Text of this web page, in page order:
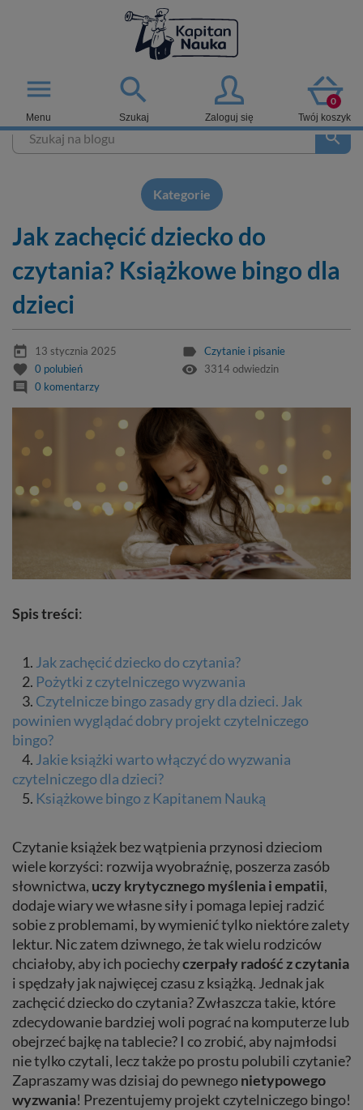

Szukaj Zaloguj się
0
Twój koszyk
menu
Menu
search
Kategorie
Jak zachęcić dziecko do
czytania? Książkowe bingo dla
dzieci
today 13 stycznia 2025 label Czytanie i pisanie
favorite 0 polubień remove_red_eye 3314 odwiedzin
comment 0 komentarzy
Spis treści:
1. Jak zachęcić dziecko do czytania?
2. Pożytki z czytelniczego wyzwania
3. Czytelnicze bingo zasady gry dla dzieci. Jak
powinien wyglądać dobry projekt czytelniczego
bingo?
4. Jakie książki warto włączyć do wyzwania
czytelniczego dla dzieci?
5. Książkowe bingo z Kapitanem Nauką
Czytanie książek bez wątpienia przynosi dzieciom
wiele korzyści: rozwija wyobraźnię, poszerza zasób
słownictwa, uczy krytycznego myślenia i empatii,
dodaje wiary we własne siły i pomaga lepiej radzić
sobie z problemami, by wymienić tylko niektóre zalety
lektur. Nic zatem dziwnego, że tak wielu rodziców
chciałoby, aby ich pociechyczerpały radość z czytania
i spędzały jak najwięcej czasu z książką. Jednak jak
zachęcić dziecko do czytania? Zwłaszcza takie, które
zdecydowanie bardziej woli pograć na komputerze lub
obejrzeć bajkę na tablecie? I co zrobić, aby najmłodsi
nie tylko czytali, lecz także po prostu polubili czytanie?
Zapraszamy was dzisiaj do pewnegonietypowego
wyzwania! Prezentujemy projekt czytelniczego bingo!